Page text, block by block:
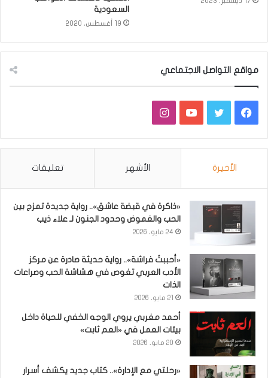
السعودية
19 أغسطس، 2020
مواقع التواصل الاجتماعي
فيسبوكتويتر يوتيوبانستقرام
الأخيرة الأشهر تعليقات
«ذاكرة في قبضة عاشق».. رواية جديدة تمزج بين
الحب والغموض وحدود الجنون لـ علاء ذيب
24 مايو، 2026
«أحببتُ فراشة».. رواية حديثة صادرة عن مركز
الأدب العربي تغوص في هشاشة الحب وصراعات
الذات
21 مايو، 2026
أحمد مغربي يروي الوجه الخفي للحياة داخل
بيئات العمل في «العم ثابت»
20 مايو، 2026
«رحلتي مع الإدارة».. كتاب جديد يكشف أسرار